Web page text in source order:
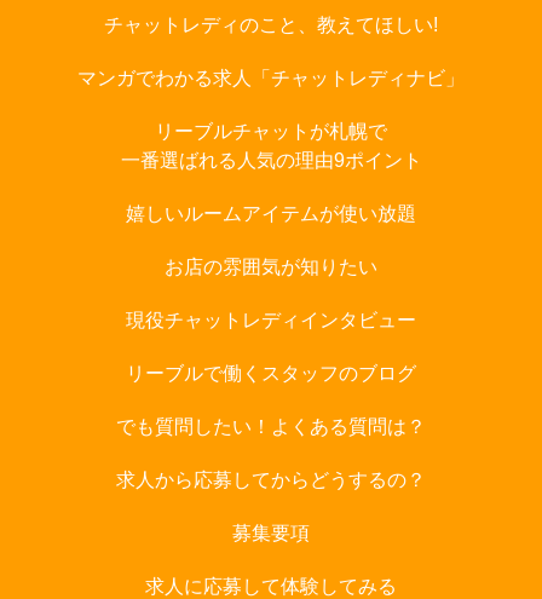
チャットレディのこと、教えてほしい!
マンガでわかる求人「チャットレディナビ」
リーブルチャットが札幌で
一番選ばれる人気の理由9ポイント
嬉しいルームアイテムが使い放題
お店の雰囲気が知りたい
現役チャットレディインタビュー
リーブルで働くスタッフのブログ
でも質問したい！よくある質問は？
求人から応募してからどうするの？
募集要項
求人に応募して体験してみる